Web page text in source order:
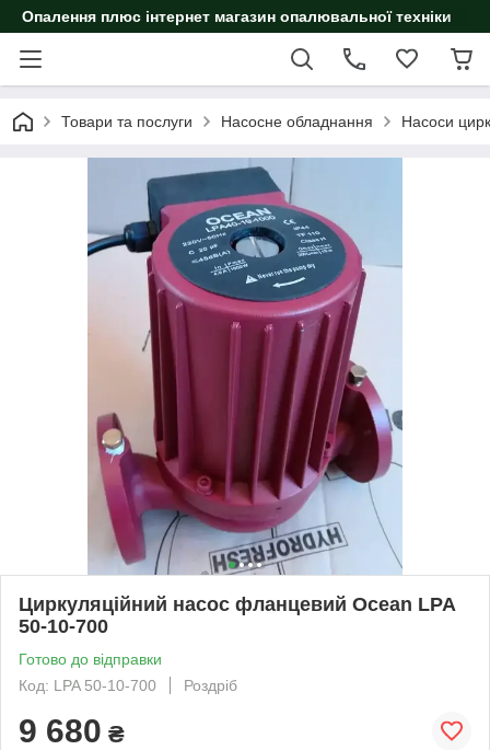
Опалення плюс інтернет магазин опалювальної техніки
Товари та послуги Насосне обладнання Насоси
Циркуляційний насос фланцевий Ocean LPA
50-10-700
Готово до відправки
Код: LPA 50-10-700
Роздріб
9 680 ₴